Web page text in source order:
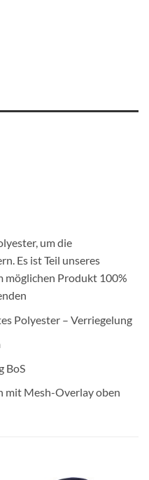
um die
Es ist Teil unseres
möglichen Produkt 100%
Polyester – Verriegelung
BoS
mit Mesh-Overlay oben